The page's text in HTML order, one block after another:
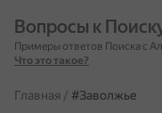
Вопросы к
Примеры ответов Поиска с
Что это такое?
Главная / #Заволжье